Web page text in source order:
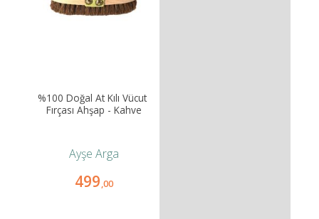
%100 Doğal At Kılı Vücut
Fırçası Ahşap - Kahve
Ayşe Arga
499,00